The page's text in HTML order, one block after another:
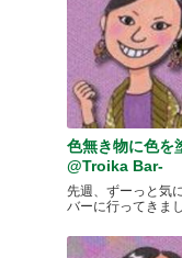
色無き物に色を
@Troika Bar-
先週、ずーっと気
バーに行ってきまし